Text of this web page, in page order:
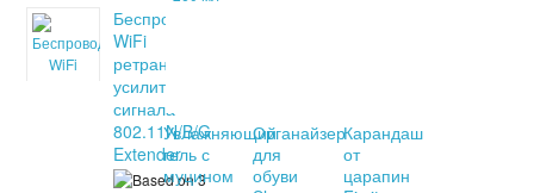
Беспроводной
WiFi
ретранслятор
усилитель
сигнала
802.11N/B/G
Extender
Увлажняющий
гель с
муцином
Органайзер
для
обуви
Карандаш
от
царапин